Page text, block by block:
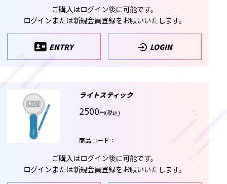
ご購入はログイン後に可能です。
ログインまたは新規会員登録をお願いいたします。
ENTRY LOGIN
ライトスティック
2500円(税込)
商品コード：
ご購入はログイン後に可能です。
ログインまたは新規会員登録をお願いいたします。